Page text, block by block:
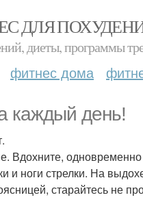
ДЛЯ
диеты, программы
фитнес дома
каждый день!
Вдохните,
и ноги стрелки. На
старайтесь не